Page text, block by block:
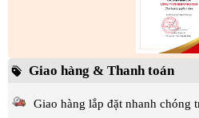
Giao hàng & Thanh toán
Giao hàng lắp đặt nhanh chóng